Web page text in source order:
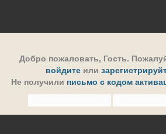
Добро пожаловать, Гость.
войдите или
Не получили письмо с кодом